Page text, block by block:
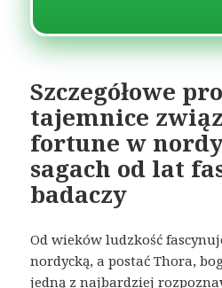
Szczegółowe
tajemnice
fortune w
sagach od lat
badaczy
Od wieków ludzkość
nordycką, a postać Thora,
jedną z najbardziej